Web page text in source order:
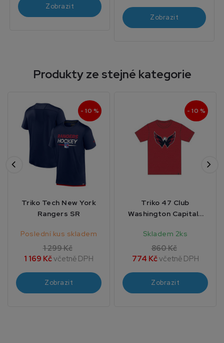
Zobrazit
Zobrazit
Produkty ze stejné kategorie
- 10 %
Triko Tech New York
Rangers SR
Poslední kus skladem
1 299 Kč
1 169 Kčvčetně DPH
Zobrazit
- 10 %
Triko 47 Club
Washington Capitals
Skladem 2ks
860 Kč
774 Kčvčetně DPH
Zobrazit